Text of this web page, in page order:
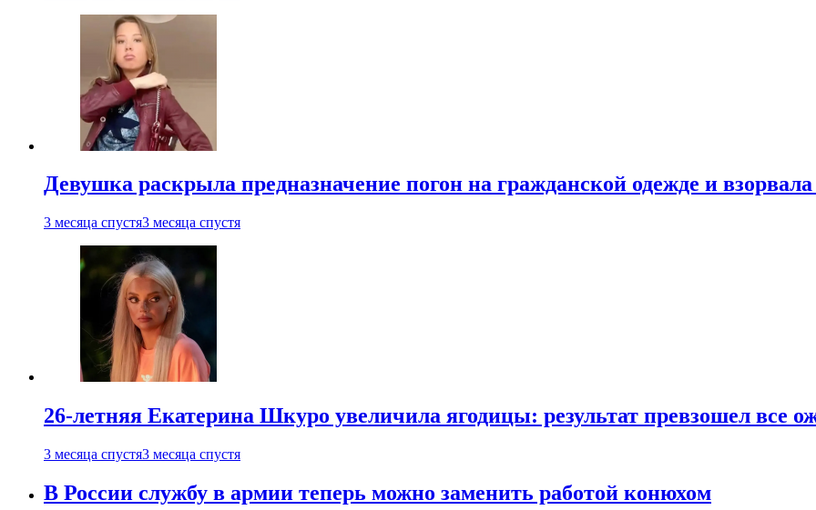
Девушка раскрыла предназначение погон на гражданской одежде и взорвала
3 месяца спустя3 месяца спустя
26-летняя Екатерина Шкуро увеличила ягодицы: результат превзошел все
3 месяца спустя3 месяца спустя
В России службу в армии теперь можно заменить работой конюхом